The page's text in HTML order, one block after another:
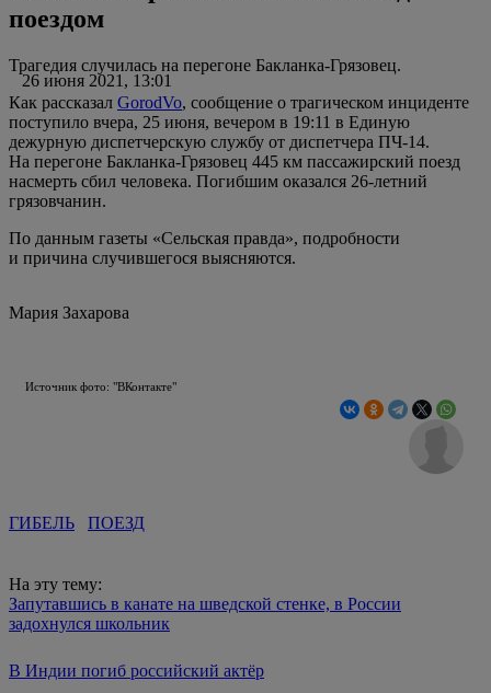
поездом
26 июня 2021, 13:01
Трагедия случилась на перегоне Бакланка-Грязовец.
Как рассказал GorodVo, сообщение о трагическом инциденте
поступило вчера, 25 июня, вечером в 19:11 в Единую
дежурную диспетчерскую службу от диспетчера ПЧ-14.
На перегоне Бакланка-Грязовец 445 км пассажирский поезд
насмерть сбил человека. Погибшим оказался 26-летний
грязовчанин.
По данным газеты «Сельская правда», подробности
и причина случившегося выясняются.
Мария Захарова
Источник фото: "ВКонтакте"
ГИБЕЛЬ ПОЕЗД
На эту тему:
Запутавшись в канате на шведской стенке, в России
задохнулся школьник
В Индии погиб российский актёр